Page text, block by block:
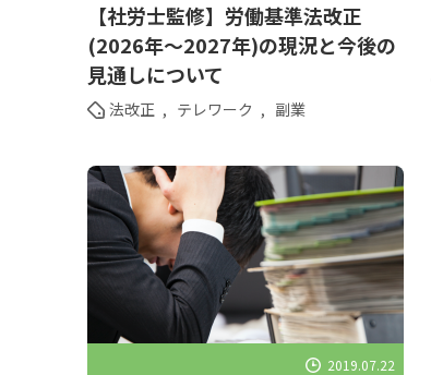
【社労士監修】労働基準法改正
(2026年～2027年)の現況と今後の
見通しについて
法改正 , テレワーク , 副業
2019.07.22